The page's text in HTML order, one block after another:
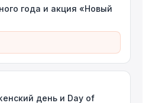
года и акция «Новый
день и Day of